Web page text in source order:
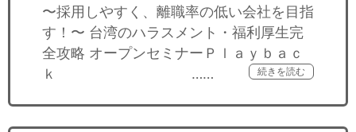
〜採用しやすく、離職率の低い会社を目指
す！〜 台湾のハラスメント・福利厚生完
全攻略 オープンセミナーＰｌａｙｂａｃ
ｋ ……
続きを読む